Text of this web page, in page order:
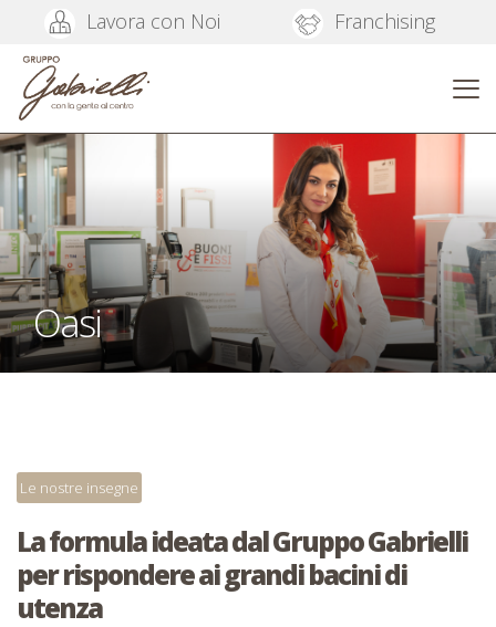
Lavora con Noi Franchising
Oasi
Le nostre insegne
La formula ideata dal Gruppo Gabrielli
per rispondere ai grandi bacini di
utenza